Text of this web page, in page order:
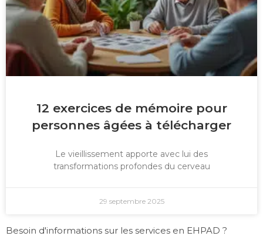
12 exercices de mémoire pour
personnes âgées à télécharger
Le vieillissement apporte avec lui des
transformations profondes du cerveau
29 septembre 2025
Besoin d'informations sur les services en EHPAD ?